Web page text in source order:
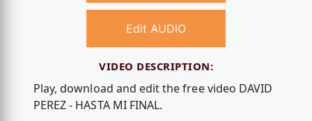
Edit AUDIO
VIDEO DESCRIPTION:
Play, download and edit the free video DAVID
PEREZ - HASTA MI FINAL.